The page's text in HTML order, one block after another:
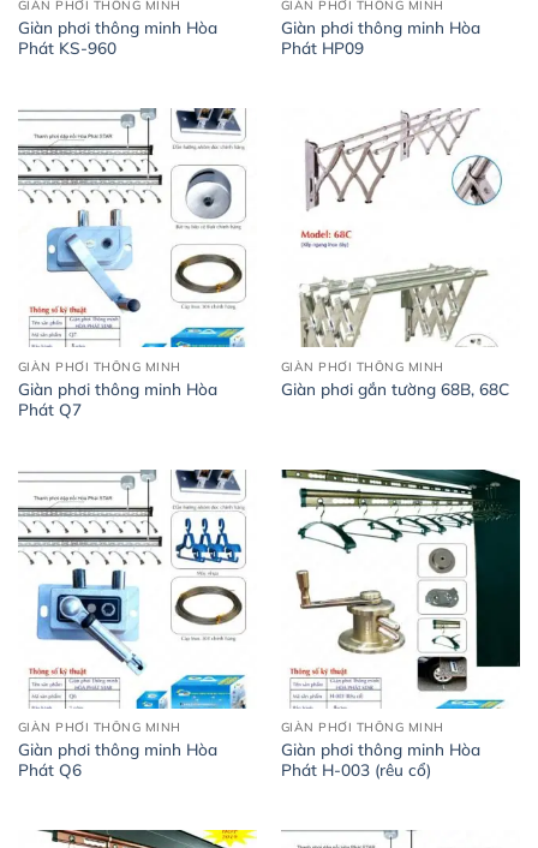
GIÀN PHƠI THÔNG MINH
Giàn phơi thông minh Hòa
Phát KS-960
GIÀN PHƠI THÔNG MINH
Giàn phơi thông minh Hòa
Phát HP09
GIÀN PHƠI THÔNG MINH
Giàn phơi thông minh Hòa
Phát Q7
GIÀN PHƠI THÔNG MINH
Giàn phơi gắn tường 68B, 68C
GIÀN PHƠI THÔNG MINH
Giàn phơi thông minh Hòa
Phát Q6
GIÀN PHƠI THÔNG MINH
Giàn phơi thông minh Hòa
Phát H-003 (rêu cổ)